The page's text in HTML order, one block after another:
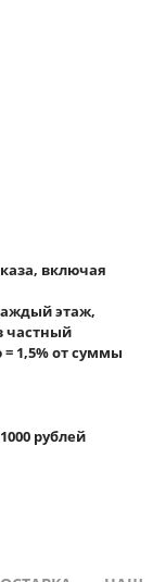
включая
этаж,
частный
1,5% от суммы
рублей